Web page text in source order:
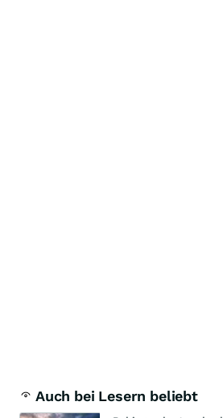
Auch bei Lesern beliebt